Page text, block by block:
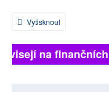
Vytisknout
na